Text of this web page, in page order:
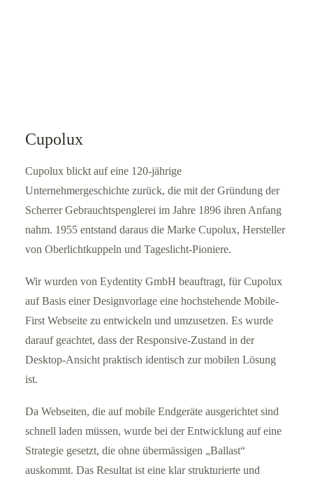
Cupolux
Cupolux blickt auf eine 120-jährige
Unternehmergeschichte zurück, die mit der Gründung der
Scherrer Gebrauchtspenglerei im Jahre 1896 ihren Anfang
nahm. 1955 entstand daraus die Marke Cupolux, Hersteller
von Oberlichtkuppeln und Tageslicht-Pioniere.
Wir wurden von Eydentity GmbH beauftragt, für Cupolux
auf Basis einer Designvorlage eine hochstehende Mobile-
First Webseite zu entwickeln und umzusetzen. Es wurde
darauf geachtet, dass der Responsive-Zustand in der
Desktop-Ansicht praktisch identisch zur mobilen Lösung
ist.
Da Webseiten, die auf mobile Endgeräte ausgerichtet sind
schnell laden müssen, wurde bei der Entwicklung auf eine
Strategie gesetzt, die ohne übermässigen „Ballast“
auskommt. Das Resultat ist eine klar strukturierte und